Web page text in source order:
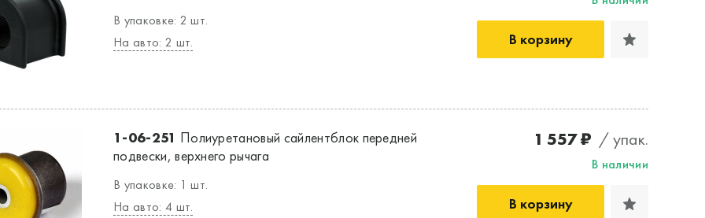
В упаковке: 2 шт.
На авто: 2 шт.
В корзину
1-06-251 Полиуретановый сайлентблок передней
подвески, верхнего рычага
В упаковке: 1 шт.
На авто: 4 шт.
1 557 ₽ / упак.
В наличии
В корзину